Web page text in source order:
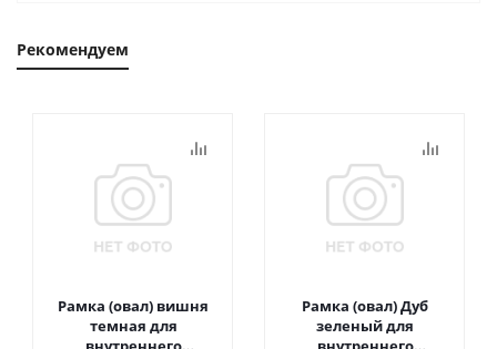
Рекомендуем
Рамка (овал) вишня
темная для
Рамка (овал) Дуб
зеленый для